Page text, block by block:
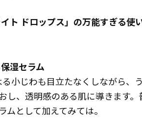
ト ドロップス」の万能すぎる使
湿セラム
小じわも目立たなくしながら、
し、透明感のある肌に導きます。
として加えてみては。